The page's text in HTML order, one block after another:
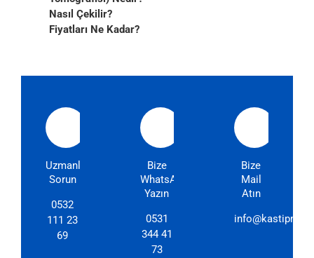
Nasıl Çekilir?
Fiyatları Ne Kadar?
Uzmanlarımıza
Sorun
0532
111 23
69
Bize
WhatsApp'dan
Yazın
0531
344 41
73
Bize
Mail
Atın